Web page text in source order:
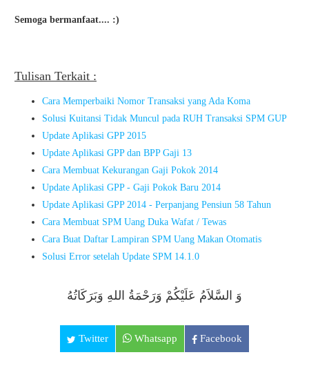
Semoga bermanfaat.... :)
Tulisan Terkait :
Cara Memperbaiki Nomor Transaksi yang Ada Koma
Solusi Kuitansi Tidak Muncul pada RUH Transaksi SPM GUP
Update Aplikasi GPP 2015
Update Aplikasi GPP dan BPP Gaji 13
Cara Membuat Kekurangan Gaji Pokok 2014
Update Aplikasi GPP - Gaji Pokok Baru 2014
Update Aplikasi GPP 2014 - Perpanjang Pensiun 58 Tahun
Cara Membuat SPM Uang Duka Wafat / Tewas
Cara Buat Daftar Lampiran SPM Uang Makan Otomatis
Solusi Error setelah Update SPM 14.1.0
وَ السَّلاَمُ عَلَيْكُمْ وَرَحْمَةُ اللهِ وَبَرَكَاتُهُ
Twitter Whatsapp Facebook